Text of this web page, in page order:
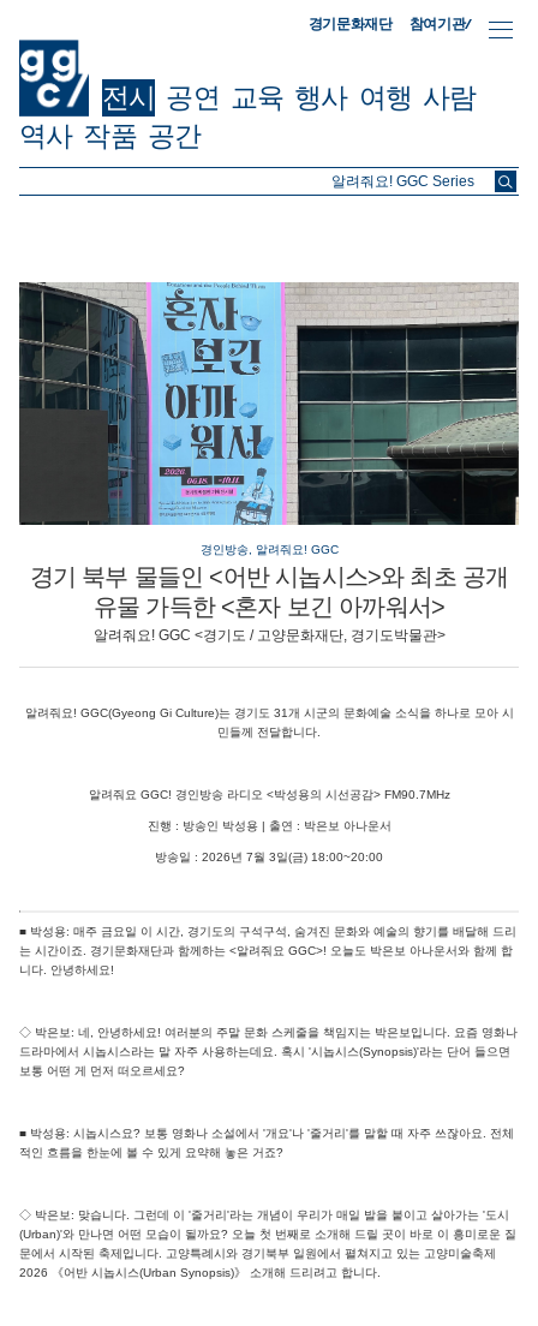
경기문화재단 참여기관/
전시 공연 교육 행사 여행 사람
역사 작품 공간
ggc/
경인방송, 알려줘요! GGC
경기 북부 물들인 <어반 시놉시스>와 최초 공개
유물 가득한 <혼자 보긴 아까워서>
알려줘요! GGC <경기도 / 고양문화재단, 경기도박물관>
알려줘요! GGC(Gyeong Gi Culture)는 경기도 31개 시군의 문화예술 소식을 하나로 모아 시
민들께 전달합니다.
알려줘요 GGC! 경인방송 라디오 <박성용의 시선공감> FM90.7MHz
진행 : 방송인 박성용 | 출연 : 박은보 아나운서
방송일 : 2026년 7월 3일(금) 18:00~20:00
■ 박성용: 매주 금요일 이 시간, 경기도의 구석구석, 숨겨진 문화와 예술의 향기를 배달해 드리
는 시간이죠. 경기문화재단과 함께하는 <알려줘요 GGC>! 오늘도 박은보 아나운서와 함께 합
니다. 안녕하세요!
◇ 박은보: 네, 안녕하세요! 여러분의 주말 문화 스케줄을 책임지는 박은보입니다. 요즘 영화나
드라마에서 시놉시스라는 말 자주 사용하는데요. 혹시 '시놉시스(Synopsis)'라는 단어 들으면
보통 어떤 게 먼저 떠오르세요?
■ 박성용: 시놉시스요? 보통 영화나 소설에서 '개요'나 '줄거리'를 말할 때 자주 쓰잖아요. 전체
적인 흐름을 한눈에 볼 수 있게 요약해 놓은 거죠?
◇ 박은보: 맞습니다. 그런데 이 '줄거리'라는 개념이 우리가 매일 발을 붙이고 살아가는 '도시
(Urban)'와 만나면 어떤 모습이 될까요? 오늘 첫 번째로 소개해 드릴 곳이 바로 이 흥미로운 질
문에서 시작된 축제입니다. 고양특례시와 경기북부 일원에서 펼쳐지고 있는 고양미술축제
2026 《어반 시놉시스(Urban Synopsis)》 소개해 드리려고 합니다.